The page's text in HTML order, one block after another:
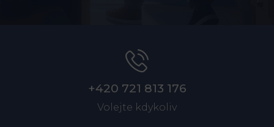
+420 721 813 176
Volejte kdykoliv